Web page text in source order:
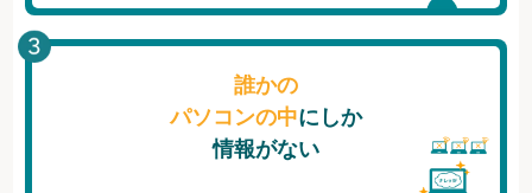
誰かの
パソコンの中にしか
情報がない